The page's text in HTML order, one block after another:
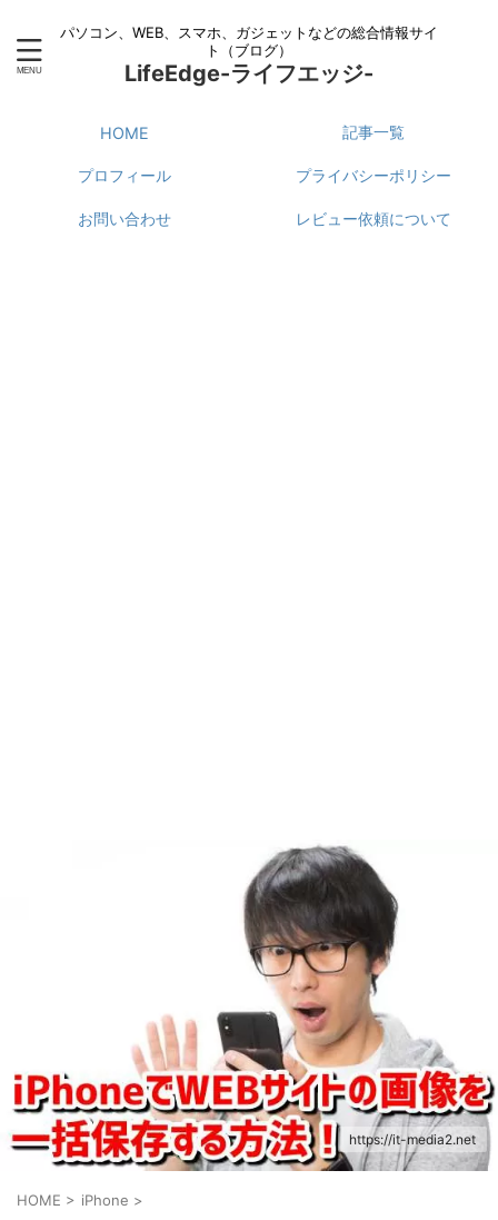
パソコン、WEB、スマホ、ガジェットなどの総合情報サイ
ト（ブログ）
LifeEdge-ライフエッジ-
HOME 記事一覧
プロフィール プライバシーポリシー
お問い合わせ レビュー依頼について
https://it-media2.net
HOME > iPhone >